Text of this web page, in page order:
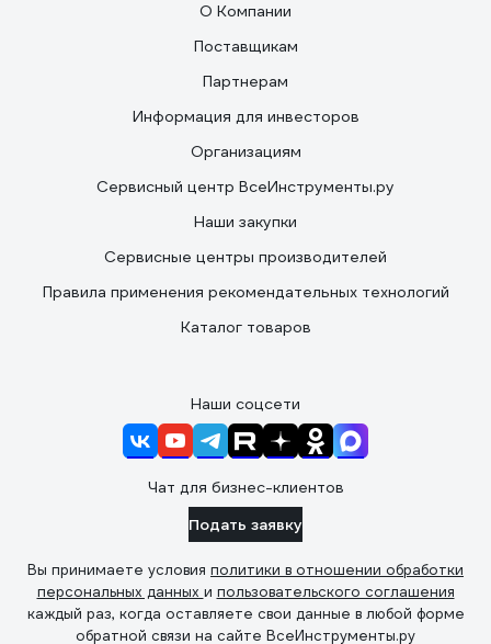
О Компании
Поставщикам
Партнерам
Информация для инвесторов
Организациям
Сервисный центр ВсеИнструменты.ру
Наши закупки
Сервисные центры производителей
Правила применения рекомендательных технологий
Каталог товаров
Наши соцсети
Чат для бизнес-клиентов
Подать заявку
Вы принимаете условия политики в отношении обработки
персональных данных и пользовательского соглашения
каждый раз, когда оставляете свои данные в любой форме
обратной связи на сайте ВсеИнструменты.ру